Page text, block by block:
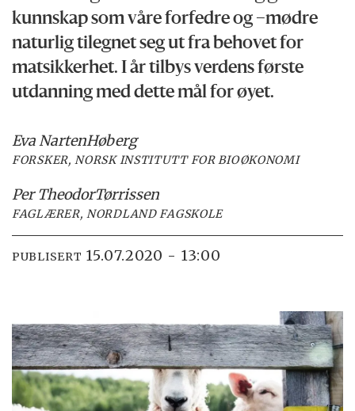
kunnskap som våre forfedre og –mødre
naturlig tilegnet seg ut fra behovet for
matsikkerhet. I år tilbys verdens første
utdanning med dette mål for øyet.
Eva NartenHøberg
FORSKER, NORSK INSTITUTT FOR BIOØKONOMI
Per TheodorTørrissen
FAGLÆRER, NORDLAND FAGSKOLE
PUBLISERT 15.07.2020 - 13:00